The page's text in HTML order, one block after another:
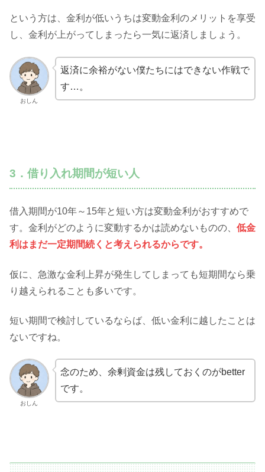
という方は、金利が低いうちは変動金利のメリットを享受
し、金利が上がってしまったら一気に返済しましょう。
おしん
返済に余裕がない僕たちにはできない作戦で
す…。
3．借り入れ期間が短い人
借入期間が10年～15年と短い方は変動金利がおすすめで
す。金利がどのように変動するかは読めないものの、 低金
利はまだ一定期間続くと考えられるからです。
仮に、急激な金利上昇が発生してしまっても短期間なら乗
り越えられることも多いです。
短い期間で検討しているならば、低い金利に越したことは
ないですね。
おしん
念のため、余剰資金は残しておくのがbetter
です。